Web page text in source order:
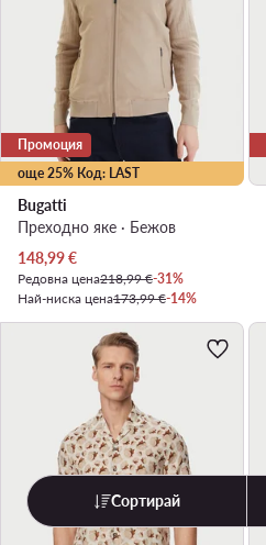
още 25% Код: LAST
Промоция
Bugatti
Преходно яке · Бежов
Актуална цена
148,99€
Редовна цена218,99 €-31%
Най-ниска цена173,99 €-14%
Сортирай